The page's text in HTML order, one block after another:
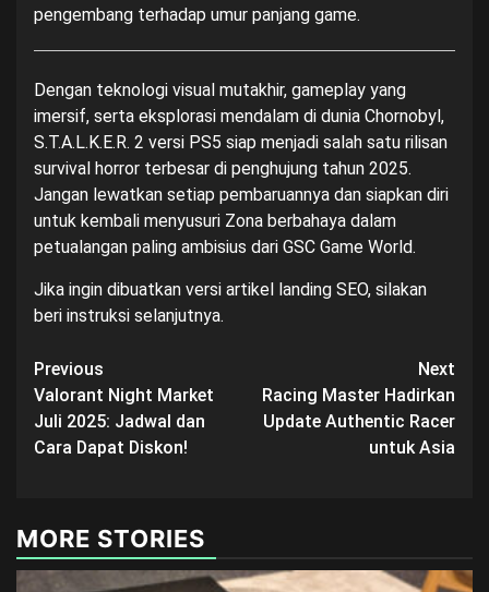
pengembang terhadap umur panjang game.
Dengan teknologi visual mutakhir, gameplay yang
imersif, serta eksplorasi mendalam di dunia Chornobyl,
S.T.A.L.K.E.R. 2 versi PS5 siap menjadi salah satu rilisan
survival horror terbesar di penghujung tahun 2025.
Jangan lewatkan setiap pembaruannya dan siapkan diri
untuk kembali menyusuri Zona berbahaya dalam
petualangan paling ambisius dari GSC Game World.
Jika ingin dibuatkan versi artikel landing SEO, silakan
beri instruksi selanjutnya.
Post
navigation
Previous
Valorant Night Market
Juli 2025: Jadwal dan
Cara Dapat Diskon!
Next
Racing Master Hadirkan
Update Authentic Racer
untuk Asia
MORE STORIES